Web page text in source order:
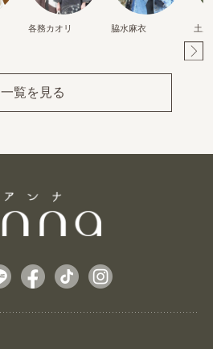
各務カオリ 脇水麻衣 土
一覧を見る